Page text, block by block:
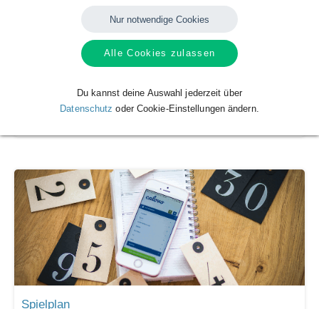
Breaking the House
Spielplan
Nur notwendige Cookies
Alle Cookies zulassen
Du kannst deine Auswahl jederzeit über
Datenschutz oder Cookie-Einstellungen ändern.